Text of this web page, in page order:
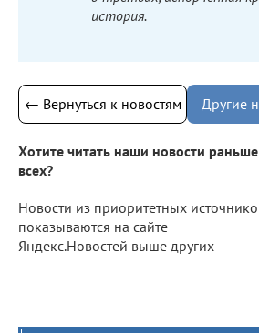
история.
← Вернуться к новостям Другие
Хотите читать наши новости раньше
всех?
Новости из приоритетных
показываются на сайте
Яндекс.Новостей выше других